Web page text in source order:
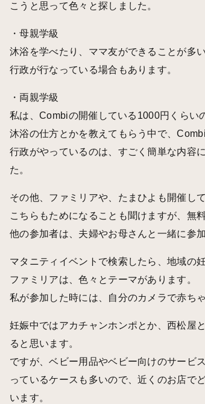
こうと思って色々と探しました。
・母親学級
沐浴を学べたり、ママ友ができることが多い
行政が行なっている場合もあります。
・両親学級
私は、Combiの開催している1000円くらい
沐浴の仕方とかを教えてもらう中で、
行政がやっているのは、すごく簡単な内容
た。
その他、ファミリアや、たまひよも開催して
こちらもためになることも聞けますが、無
他の参加者は、夫婦やお母さんと一緒に参
マタニティイベントで検索したら、地域の
ファミリアは、色々とテーマがあります。
私が参加した時には、自分のカメラで赤ち
妊娠中ではアカチャンホンポとか、西松屋
ると思います。
ですが、ベビー用品やベビー向けのサービ
っているケースも多いので、近くのお店で
います。